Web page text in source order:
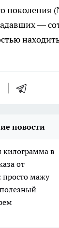
поколения
—
новости
килограмма в
от
просто мажу